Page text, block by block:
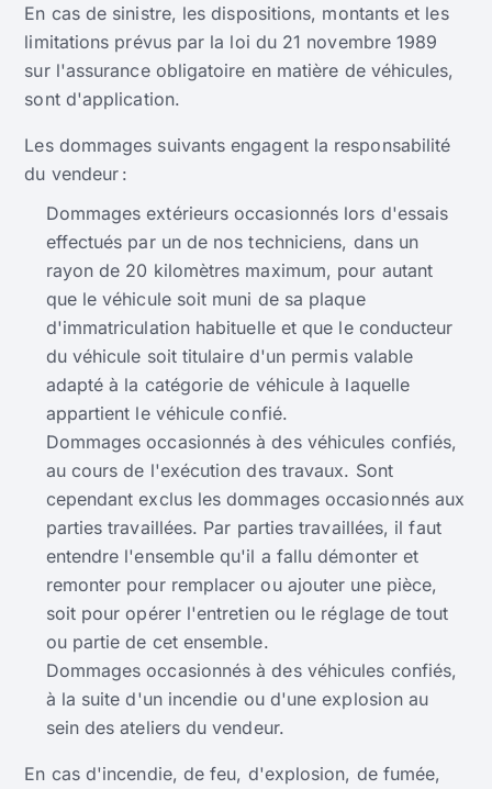
En cas de sinistre, les dispositions, montants et les
limitations prévus par la loi du 21 novembre 1989
sur l'assurance obligatoire en matière de véhicules,
sont d'application.
Les dommages suivants engagent la responsabilité
du vendeur :
Dommages extérieurs occasionnés lors d'essais
effectués par un de nos techniciens, dans un
rayon de 20 kilomètres maximum, pour autant
que le véhicule soit muni de sa plaque
d'immatriculation habituelle et que le conducteur
du véhicule soit titulaire d'un permis valable
adapté à la catégorie de véhicule à laquelle
appartient le véhicule confié.
Dommages occasionnés à des véhicules confiés,
au cours de l'exécution des travaux. Sont
cependant exclus les dommages occasionnés aux
parties travaillées. Par parties travaillées, il faut
entendre l'ensemble qu'il a fallu démonter et
remonter pour remplacer ou ajouter une pièce,
soit pour opérer l'entretien ou le réglage de tout
ou partie de cet ensemble.
Dommages occasionnés à des véhicules confiés,
à la suite d'un incendie ou d'une explosion au
sein des ateliers du vendeur.
En cas d'incendie, de feu, d'explosion, de fumée,